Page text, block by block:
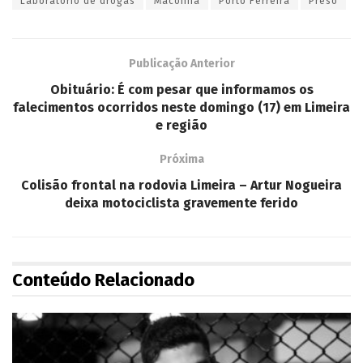
Publicação Anterior
Obituário: É com pesar que informamos os
falecimentos ocorridos neste domingo (17) em Limeira
e região
Próxima
Colisão frontal na rodovia Limeira – Artur Nogueira
deixa motociclista gravemente ferido
Conteúdo Relacionado